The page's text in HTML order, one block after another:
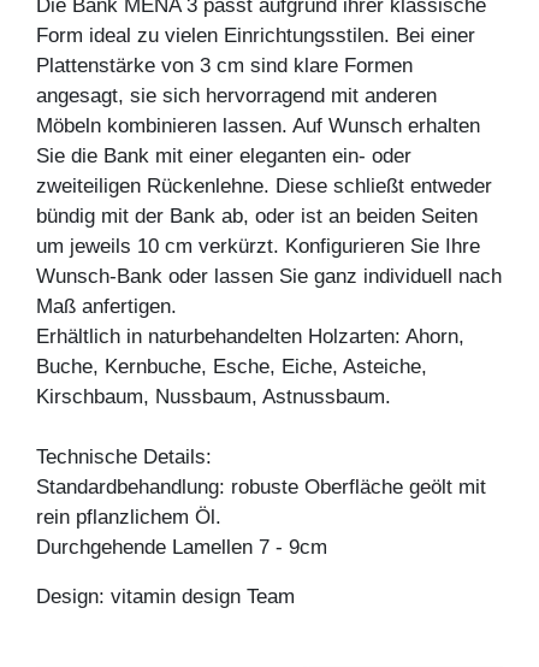
Die Bank MENA 3 passt aufgrund ihrer klassische
Form ideal zu vielen Einrichtungsstilen. Bei einer
Plattenstärke von 3 cm sind klare Formen
angesagt, sie sich hervorragend mit anderen
Möbeln kombinieren lassen. Auf Wunsch erhalten
Sie die Bank mit einer eleganten ein- oder
zweiteiligen Rückenlehne. Diese schließt entweder
bündig mit der Bank ab, oder ist an beiden Seiten
um jeweils 10 cm verkürzt. Konfigurieren Sie Ihre
Wunsch-Bank oder lassen Sie ganz individuell nach
Maß anfertigen.
Erhältlich in naturbehandelten Holzarten: Ahorn,
Buche, Kernbuche, Esche, Eiche, Asteiche,
Kirschbaum, Nussbaum, Astnussbaum.
Technische Details:
Standardbehandlung: robuste Oberfläche geölt mit
rein pflanzlichem Öl.
Durchgehende Lamellen 7 - 9cm
Design: vitamin design Team